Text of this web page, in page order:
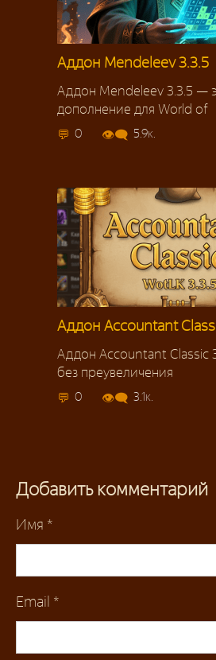
Аддон Mendeleev 3.3.5
Аддон Mendeleev 3.3.5 —
дополнение для World of
0 5.9к.
Аддон Accountant
Аддон Accountant Classic
без преувеличения
0 3.1к.
Добавить комментарий
Имя *
Email *